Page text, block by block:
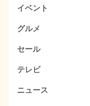
イベント
グルメ
セール
テレビ
ニュース